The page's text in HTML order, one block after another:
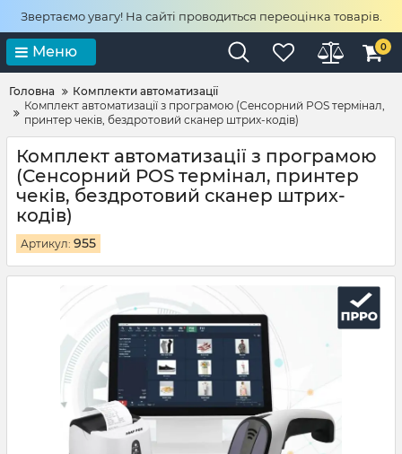
Звертаємо увагу! На сайті проводиться переоцінка товарів.
Меню 0
Головна
Комплекти автоматизації
Комплект автоматизації з програмою (Сенсорний POS термінал,
принтер чеків, бездротовий сканер штрих-кодів)
Комплект автоматизації з програмою
(Сенсорний POS термінал, принтер
чеків, бездротовий сканер штрих-
кодів)
Артикул: 955